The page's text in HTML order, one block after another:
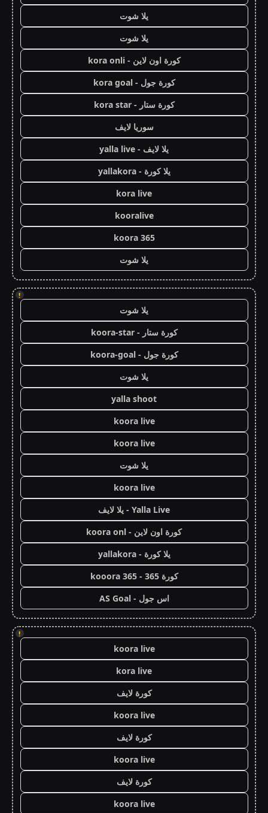
يلا شوت
يلا شوت
كورة اون لاين - kora onli
كورة جول - kora goal
كورة ستار - kora star
سوريا لايف
يلا لايف - yalla live
يلا كورة - yallakora
kora live
kooralive
koora 365
يلا شوت
!
يلا شوت
كورة ستار - koora-star
كورة جول - koora-goal
يلا شوت
yalla shoot
koora live
koora live
يلا شوت
koora live
Yalla Live - يلا لايف
كورة اون لاين - koora onl
يلا كورة - yallakora
كورة 365 - kooora 365
اس جول - AS Goal
!
koora live
kora live
كورة لايف
koora live
كورة لايف
koora live
كورة لايف
koora live